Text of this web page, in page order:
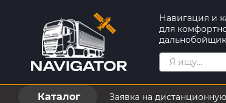
Навигация и
для
Каталог Заявка на